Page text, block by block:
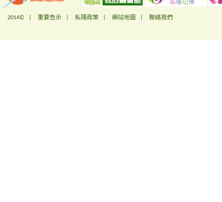
2014© | 重要告示 私隱政策 網站地圖 聯絡我們